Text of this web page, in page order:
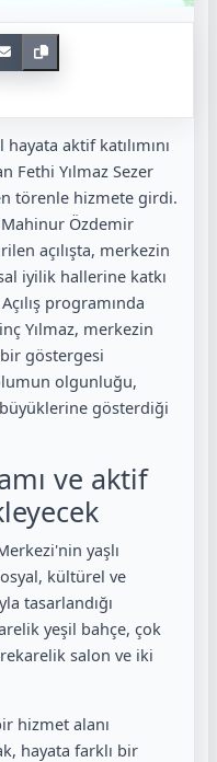
aktif katılımını
Fethi Yılmaz Sezer
törenle hizmete girdi.
Mahinur Özdemir
açılışta, merkezin
iyilik hallerine katkı
programında
Yılmaz, merkezin
göstergesi
olgunluğu,
gösterdiği
ve aktif
yaşlı
kültürel ve
tasarlandığı
yeşil bahçe, çok
salon ve iki
hizmet alanı
hayata farklı bir